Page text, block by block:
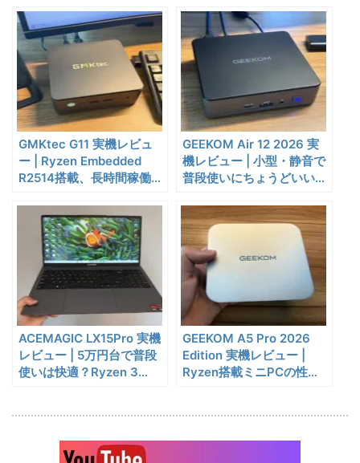
ボイスレコー
ダー
『PLAUD NOTE』レビュ
ー、文字起こし＆GPT-4o要
約機能搭載、超薄型のAIボイ
スレコーダー
27,500円
5%オフ
26,125円
終了日未定
ボイスレコー
ダー
『PLAUD NotePin』レビュ
ー！録音・文字起こし・要約
までこれ1台、超小型ウェア
ラブルAIボイスレコーダー
27,500円
5%オフ
26,125円
終了日未定
イヤホン
『OpenRock S2』レビュ
ー！超軽量オープンイヤー型
イヤホンの特徴・使い方・メ
リットデメリット徹底解説
9,980円
30%オフ
6,986円
終了日未定
※価格・在庫は変動するため、最新情報は各記事でご確認ください。
GMKtec G11 実機レビュ
ー | Ryzen Embedded
R2514搭載、長時間稼働に
GEEKOM Air 12 2026 実
機レビュー | 小型・静音で
普段使いにちょうどいい実
ACEMAGIC LX15Pro 実機
レビュー | 5万円台で普段
使いは快適？Ryzen 3
GEEKOM A5 Pro 2026
Edition 実機レビュー |
Ryzen搭載ミニPCの性